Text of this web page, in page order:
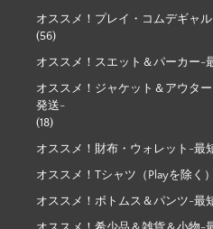
オススメ！プレイ・コムデギャ
(56)
オススメ！スエット＆パーカー-
オススメ！ジャケット＆アウタ
発送-
(18)
オススメ！財布・ウォレット-最
オススメ！Tシャツ（Playを除く
オススメ！ボトムス＆パンツ-最